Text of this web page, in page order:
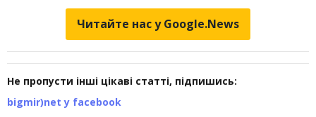
Читайте нас у Google.News
Не пропусти інші цікаві статті, підпишись:
bigmir)net у facebook